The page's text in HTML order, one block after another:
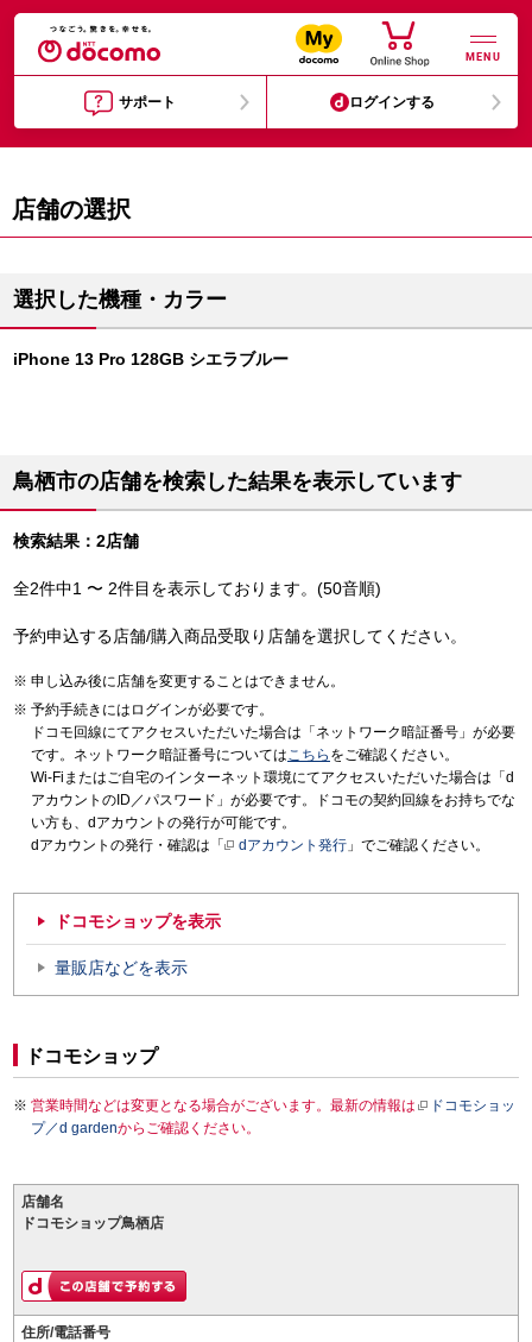
MENU
サポート ログインする
店舗の選択
選択した機種・カラー
iPhone 13 Pro 128GB シエラブルー
鳥栖市の店舗を検索した結果を表示しています
検索結果：2店舗
全2件中1 〜 2件目を表示しております。(50音順)
予約申込する店舗/購入商品受取り店舗を選択してください。
申し込み後に店舗を変更することはできません。
予約手続きにはログインが必要です。
ドコモ回線にてアクセスいただいた場合は「ネットワーク暗証番号」が必要
です。ネットワーク暗証番号についてはこちら をご確認ください。
Wi-Fiまたはご自宅のインターネット環境にてアクセスいただいた場合は「d
アカウントのID／パスワード」が必要です。ドコモの契約回線をお持ちでな
い方も、dアカウントの発行が可能です。
dアカウントの発行・確認は「
dアカウント発行 」でご確認ください。
ドコモショップを表示
量販店などを表示
ドコモショップ
営業時間などは変更となる場合がございます。最新の情報は
ドコモショッ
プ／d gardenからご確認ください。
店舗名
ドコモショップ鳥栖店
住所/電話番号